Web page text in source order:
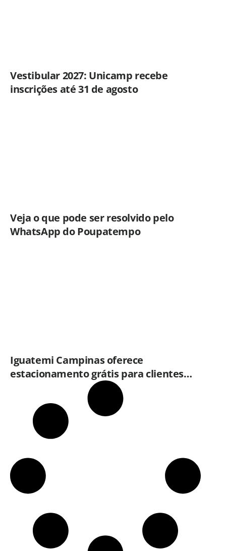
Vestibular 2027: Unicamp recebe
inscrições até 31 de agosto
Veja o que pode ser resolvido pelo
WhatsApp do Poupatempo
Iguatemi Campinas oferece
estacionamento grátis para clientes
que consumirem em restaurantes